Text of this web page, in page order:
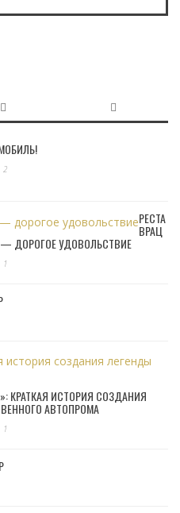
2
РЕСТА
ВРАЦ
ДОРОГОЕ УДОВОЛЬСТВИЕ
1
КРАТКАЯ ИСТОРИЯ СОЗДАНИЯ
АВТОПРОМА
1